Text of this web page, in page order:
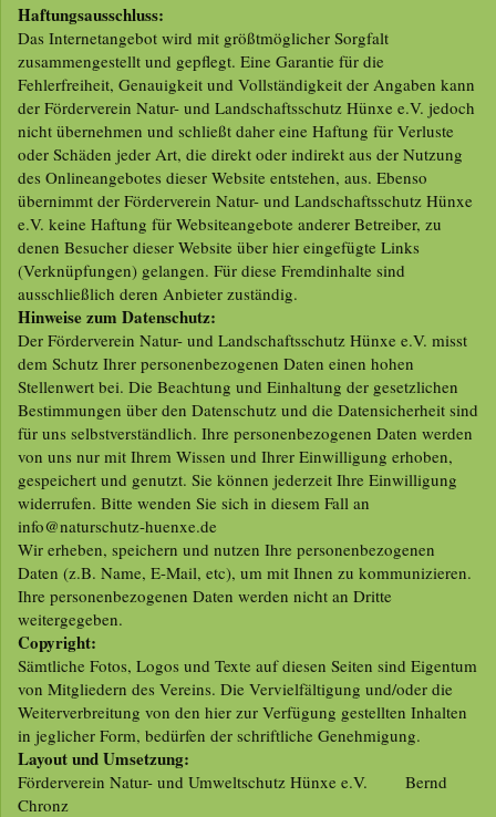
Haftungsausschluss:
Das Internetangebot wird mit größtmöglicher Sorgfalt
zusammengestellt und gepflegt. Eine Garantie für die
Fehlerfreiheit, Genauigkeit und Vollständigkeit der Angaben kann
der Förderverein Natur- und Landschaftsschutz Hünxe e.V. jedoch
nicht übernehmen und schließt daher eine Haftung für Verluste
oder Schäden jeder Art, die direkt oder indirekt aus der Nutzung
des Onlineangebotes dieser Website entstehen, aus. Ebenso
übernimmt der Förderverein Natur- und Landschaftsschutz Hünxe
e.V. keine Haftung für Websiteangebote anderer Betreiber, zu
denen Besucher dieser Website über hier eingefügte Links
(Verknüpfungen) gelangen. Für diese Fremdinhalte sind
ausschließlich deren Anbieter zuständig.
Hinweise zum Datenschutz:
Der Förderverein Natur- und Landschaftsschutz Hünxe e.V. misst
dem Schutz Ihrer personenbezogenen Daten einen hohen
Stellenwert bei. Die Beachtung und Einhaltung der gesetzlichen
Bestimmungen über den Datenschutz und die Datensicherheit sind
für uns selbstverständlich. Ihre personenbezogenen Daten werden
von uns nur mit Ihrem Wissen und Ihrer Einwilligung erhoben,
gespeichert und genutzt. Sie können jederzeit Ihre Einwilligung
widerrufen. Bitte wenden Sie sich in diesem Fall an
info@naturschutz-huenxe.de
Wir erheben, speichern und nutzen Ihre personenbezogenen
Daten (z.B. Name, E-Mail, etc), um mit Ihnen zu kommunizieren.
Ihre personenbezogenen Daten werden nicht an Dritte
weitergegeben.
Copyright:
Sämtliche Fotos, Logos und Texte auf diesen Seiten sind Eigentum
von Mitgliedern des Vereins. Die Vervielfältigung und/oder die
Weiterverbreitung von den hier zur Verfügung gestellten Inhalten
in jeglicher Form, bedürfen der schriftliche Genehmigung.
Layout und Umsetzung:
Förderverein Natur- und Umweltschutz Hünxe e.V. Bernd
Chronz